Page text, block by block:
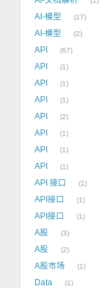
AI-模型 17
AI-模型 2
API 67
API 1
API 1
API 1
API 2
API 1
API 1
API 1
API 接口 1
API接口 1
API接口 1
A股 3
A股 2
A股市场 1
Data 1